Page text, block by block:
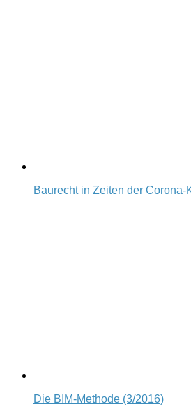
Baurecht in Zeiten der Corona-
Die BIM-Methode (3/2016)